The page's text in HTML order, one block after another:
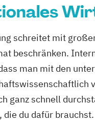
schreitet mit
beschränken.
man mit den
ganz schnell
die du dafür brauchst.